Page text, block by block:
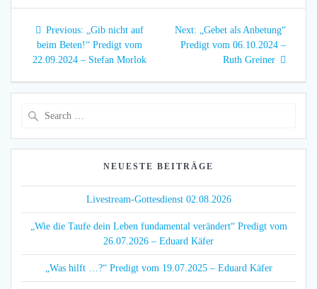
Beitragsnavigation
Previous:
Previous
post:
„Gib nicht auf
beim Beten!“ Predigt vom
22.09.2024 – Stefan Morlok
Next:
Next
post:
„Gebet als Anbetung“
Predigt vom 06.10.2024 –
Ruth Greiner
NEUESTE BEITRÄGE
Livestream-Gottesdienst 02.08.2026
„Wie die Taufe dein Leben fundamental verändert“ Predigt vom
26.07.2026 – Eduard Käfer
„Was hilft …?“ Predigt vom 19.07.2025 – Eduard Käfer